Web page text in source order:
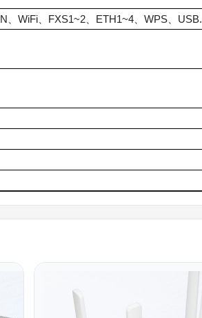
、WiFi、FXS1~2、ETH1~4、WPS、USB.